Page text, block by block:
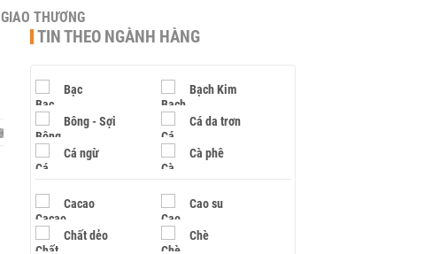
GIAO THƯƠNG
TIN THEO NGÀNH HÀNG
Bạc Bạch Kim
Bông - Sợi Cá da trơn
Cá ngừ Cà phê
Cacao Cao su
Chất dẻo Chè